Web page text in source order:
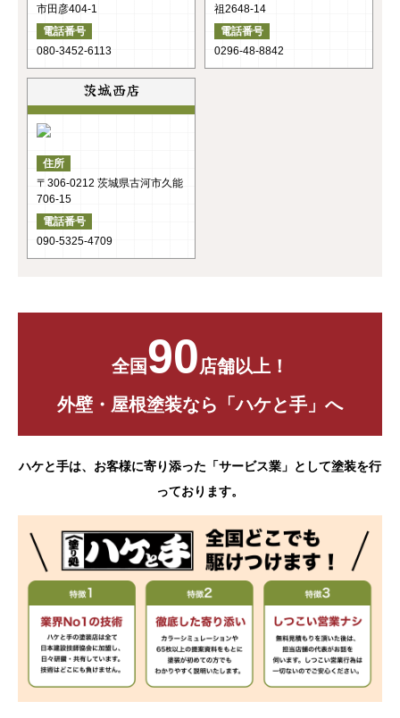
市田彦404-1
電話番号
080-3452-6113
祖2648-14
電話番号
0296-48-8842
茨城西店
住所
〒306-0212 茨城県古河市久能
706-15
電話番号
090-5325-4709
全国90店舗以上！
外壁・屋根塗装なら「ハケと手」へ
ハケと手は、お客様に寄り添った「サービス業」として塗装を行
っております。